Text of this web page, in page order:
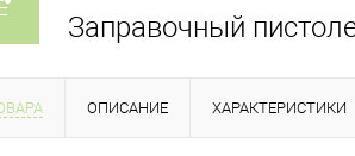
Заправочный
ОПИСАНИЕ ХАРАКТЕРИСТИКИ